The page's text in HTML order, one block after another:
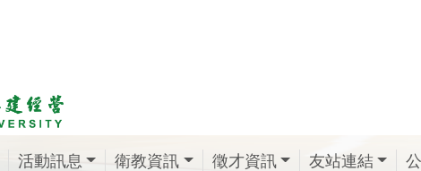
活動訊息 衛教資訊 徵才資訊 友站連結